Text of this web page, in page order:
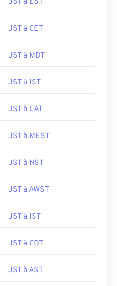
JST à EST
JST à CET
JST à MDT
JST à IST
JST à CAT
JST à MEST
JST à NST
JST à AWST
JST à IST
JST à CDT
JST à AST